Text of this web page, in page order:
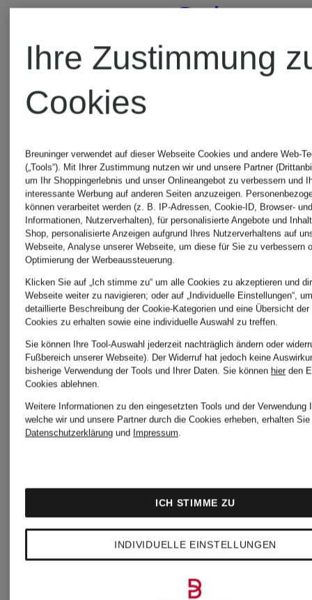
CLOSED
GILLAN
Closed
Herren
Hosen
Closed
Jeans
Sale
Closed
PUSHER
Weitere Marken
Ihre Zustimmung
Cookies
Breuninger verwendet auf dieser Webseite Cookies und andere Web-
(„Tools“). Mit Ihrer Zustimmung nutzen wir und unsere Partner
um Ihr Shoppingerlebnis und unser Onlineangebot zu verbessern und
interessante Werbung auf anderen Seiten anzuzeigen.
können verarbeitet werden (z. B. IP-Adressen, Cookie-ID, Browser-
Informationen, Nutzerverhalten), für personalisierte Angebote und
Shop, personalisierte Anzeigen aufgrund Ihres Nutzerverhaltens auf
Webseite, Analyse unserer Webseite, um diese für Sie zu verbessern
Optimierung der Werbeaussteuerung.
Klicken Sie auf „Ich stimme zu“ um alle Cookies zu akzeptieren und
Webseite weiter zu navigieren; oder auf „Individuelle Einstellungen“,
detaillierte Beschreibung der Cookie-Kategorien und eine Übersicht
Cookies zu erhalten sowie eine individuelle Auswahl zu treffen.
Sie können Ihre Tool-Auswahl jederzeit nachträglich ändern oder
Fußbereich unserer Webseite). Der Widerruf hat jedoch keine
bisherige Verwendung der Tools und Ihrer Daten. Sie können hier den
Cookies ablehnen.
Weitere Informationen zu den eingesetzten Tools und der Verwendung
welche wir und unsere Partner durch die Cookies erheben, erhalten
Datenschutzerklärung und Impressum.
INDIVIDUELLE EINSTELLUNGEN
ICH STIMME ZU